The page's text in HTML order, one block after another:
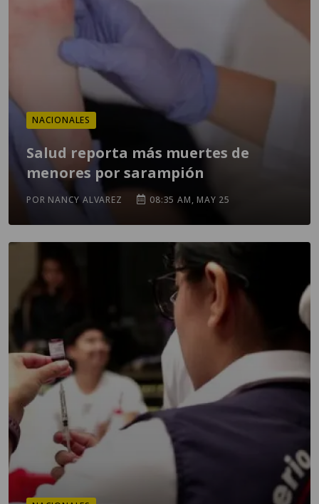
NACIONALES
Salud reporta más muertes de
menores por sarampión
POR NANCY ALVAREZ 08:35 AM, MAY 25